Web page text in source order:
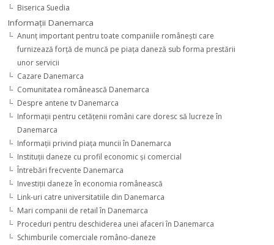
Biserica Suedia
Informaţii Danemarca
Anunţ important pentru toate companiile româneşti care
furnizează forţă de muncă pe piaţa daneză sub forma prestării
unor servicii
Cazare Danemarca
Comunitatea românească Danemarca
Despre antene tv Danemarca
Informaţii pentru cetăţenii români care doresc să lucreze în
Danemarca
Informaţii privind piaţa muncii în Danemarca
Instituţii daneze cu profil economic şi comercial
Întrebări frecvente Danemarca
Investiţii daneze în economia românească
Link-uri catre universitatiile din Danemarca
Mari companii de retail în Danemarca
Proceduri pentru deschiderea unei afaceri în Danemarca
Schimburile comerciale româno-daneze